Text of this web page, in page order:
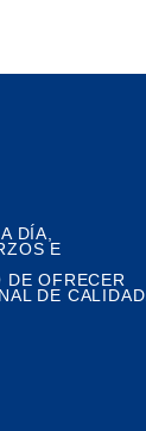
DÍA,
E
DE OFRECER
DE CALIDAD.